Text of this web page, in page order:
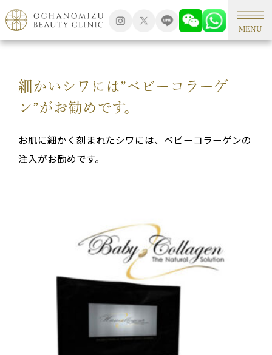
MENU
TOP シミ外来
細かいシワには”ベビーコラーゲ
ン”がお勧めです。
お肌に細かく刻まれたシワには、ベビーコラーゲンの
注入がお勧めです。